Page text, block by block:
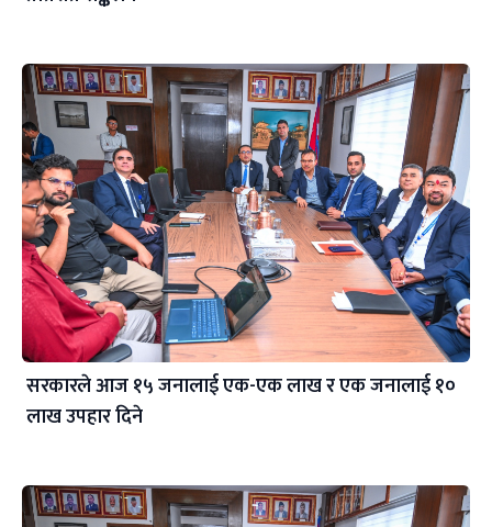
सरकारले आज १५ जनालाई एक-एक लाख र एक जनालाई १०
लाख उपहार दिने